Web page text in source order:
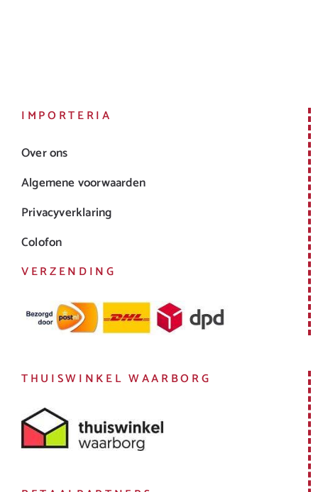
IMPORTERIA
Over ons
Algemene voorwaarden
Privacyverklaring
Colofon
VERZENDING
THUISWINKEL WAARBORG